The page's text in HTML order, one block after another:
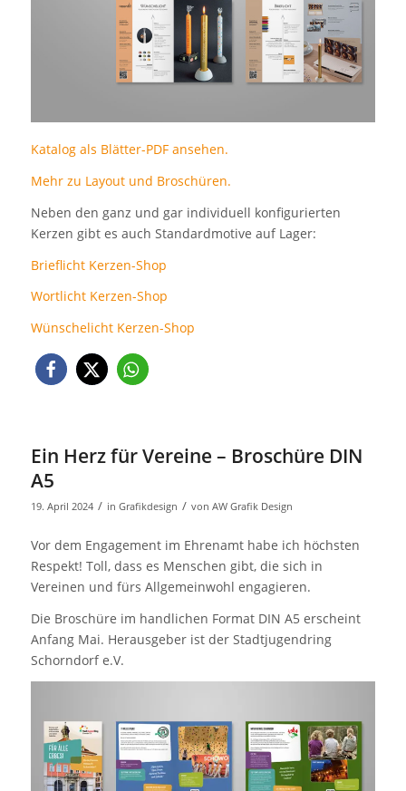
Katalog als Blätter-PDF ansehen.
Mehr zu Layout und Broschüren.
Neben den ganz und gar individuell konfigurierten
Kerzen gibt es auch Standardmotive auf Lager:
Brieflicht Kerzen-Shop
Wortlicht Kerzen-Shop
Wünschelicht Kerzen-Shop
Ein Herz für Vereine – Broschüre DIN
A5
19. April 2024 / in Grafikdesign / von AW Grafik Design
Vor dem Engagement im Ehrenamt habe ich höchsten
Respekt! Toll, dass es Menschen gibt, die sich in
Vereinen und fürs Allgemeinwohl engagieren.
Die Broschüre im handlichen Format DIN A5 erscheint
Anfang Mai. Herausgeber ist der Stadtjugendring
Schorndorf e.V.